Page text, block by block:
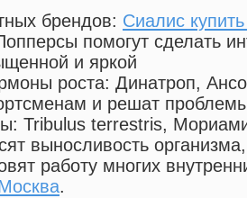
брендов: Сиалис
помогут сделать
и яркой
роста: Динатроп,
и решат
Tribulus terrestris,
выносливость
работу многих
.